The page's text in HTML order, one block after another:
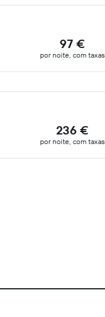
97 €
por noite, com taxas
236 €
por noite, com taxas